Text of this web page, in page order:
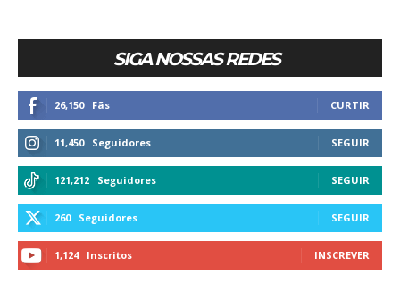
SIGA NOSSAS REDES
26,150 Fãs CURTIR
11,450 Seguidores SEGUIR
121,212 Seguidores SEGUIR
260 Seguidores SEGUIR
1,124 Inscritos INSCREVER